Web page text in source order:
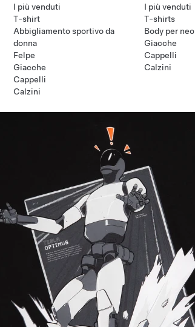
I più venduti
T-shirt
Abbigliamento sportivo da
donna
Felpe
Giacche
Cappelli
Calzini
I più venduti
T-shirts
Body per
Giacche
Cappelli
Calzini